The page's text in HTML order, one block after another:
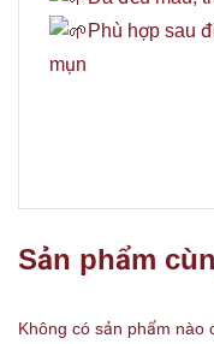
Phù hợp sau
mụn
Sản phẩm
Không có sản phẩm nào